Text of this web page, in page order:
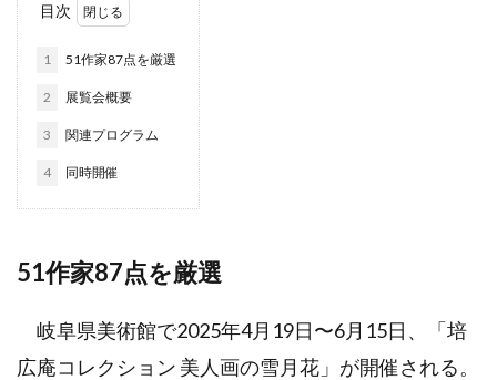
目次
1 51作家87点を厳選
2 展覧会概要
3 関連プログラム
4 同時開催
51作家87点を厳選
岐阜県美術館で2025年4月19日〜6月15日、「培
広庵コレクション 美人画の雪月花」が開催される。